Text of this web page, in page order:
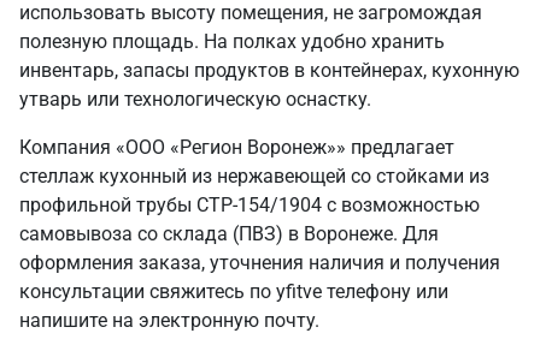
использовать высоту помещения, не загромождая
полезную площадь. На полках удобно хранить
инвентарь, запасы продуктов в контейнерах, кухонную
утварь или технологическую оснастку.
Компания «ООО «Регион Воронеж»» предлагает
стеллаж кухонный из нержавеющей со стойками из
профильной трубы СТР-154/1904 с возможностью
самовывоза со склада (ПВЗ) в Воронеже. Для
оформления заказа, уточнения наличия и получения
консультации свяжитесь по yfitve телефону или
напишите на электронную почту.